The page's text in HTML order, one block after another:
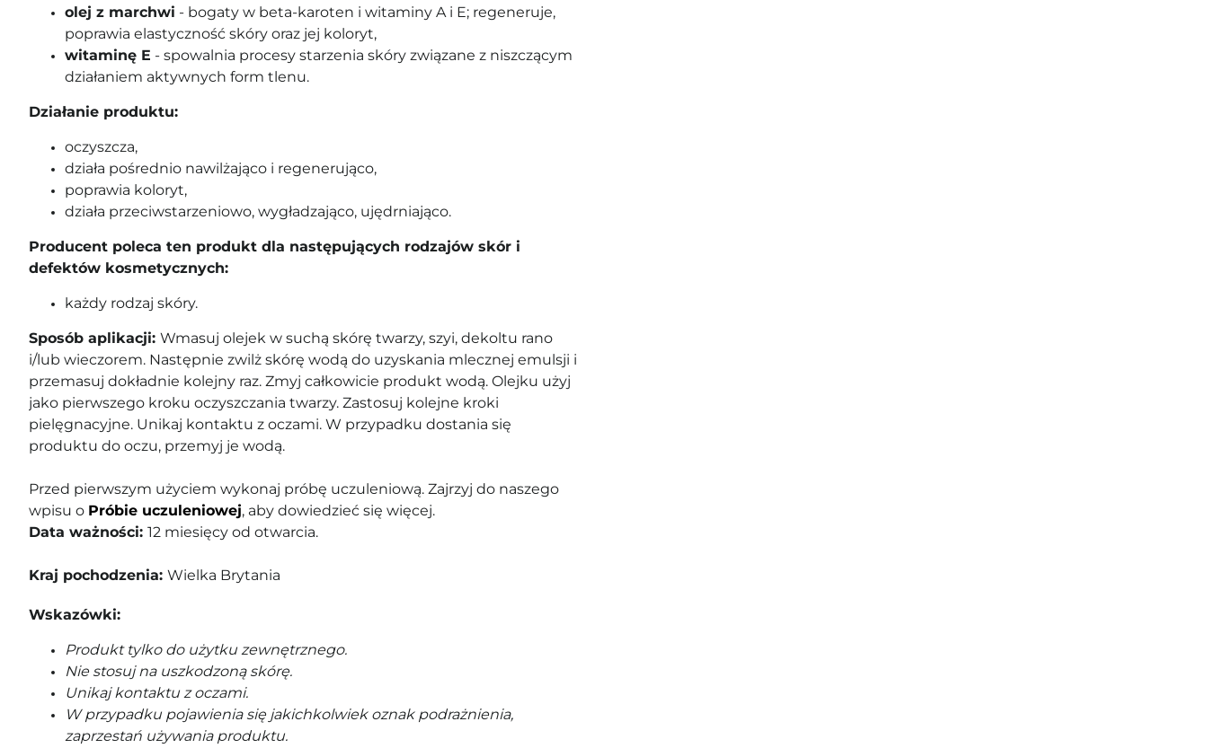
olej z marchwi - bogaty w beta-karoten i witaminy A i E; regeneruje,
poprawia elastyczność skóry oraz jej koloryt,
witaminę E - spowalnia procesy starzenia skóry związane z niszczącym
działaniem aktywnych form tlenu.
Działanie produktu:
oczyszcza,
działa pośrednio nawilżająco i regenerująco,
poprawia koloryt,
działa przeciwstarzeniowo, wygładzająco, ujędrniająco.
Producent poleca ten produkt dla następujących rodzajów skór i
defektów kosmetycznych:
każdy rodzaj skóry.
Sposób aplikacji: Wmasuj olejek w suchą skórę twarzy, szyi, dekoltu rano
i/lub wieczorem. Następnie zwilż skórę wodą do uzyskania mlecznej emulsji i
przemasuj dokładnie kolejny raz. Zmyj całkowicie produkt wodą. Olejku użyj
jako pierwszego kroku oczyszczania twarzy. Zastosuj kolejne kroki
pielęgnacyjne. Unikaj kontaktu z oczami. W przypadku dostania się
produktu do oczu, przemyj je wodą.
Przed pierwszym użyciem wykonaj próbę uczuleniową. Zajrzyj do naszego
wpisu o Próbie uczuleniowej, aby dowiedzieć się więcej.
Data ważności: 12 miesięcy od otwarcia.
Kraj pochodzenia: Wielka Brytania
Wskazówki:
Produkt tylko do użytku zewnętrznego.
Nie stosuj na uszkodzoną skórę.
Unikaj kontaktu z oczami.
W przypadku pojawienia się jakichkolwiek oznak podrażnienia,
zaprzestań używania produktu.